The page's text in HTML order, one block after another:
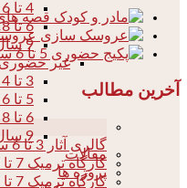
4 تا 6 سال
6 تا 8 سال
9 سال به بالا
غیر
3 تا 4 سال
5 تا 6 سال
6 تا 8 سال
9 سال به بالا
مقالات
پروژه ها
آخرین مطالب
گالری آثار 3 تا 6 سال
کارگاه ترمیک 7 تا 12سال چاپ
کارگاه ترمیک 7 تا 12سال تای چی